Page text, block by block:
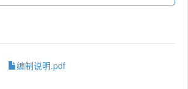
编制说明.pdf